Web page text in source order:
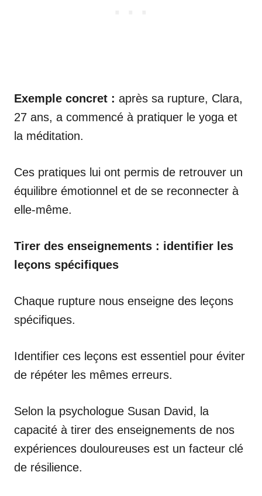
Exemple concret : après sa rupture, Clara,
27 ans, a commencé à pratiquer le yoga et
la méditation.
Ces pratiques lui ont permis de retrouver un
équilibre émotionnel et de se reconnecter à
elle-même.
Tirer des enseignements : identifier les
leçons spécifiques
Chaque rupture nous enseigne des leçons
spécifiques.
Identifier ces leçons est essentiel pour éviter
de répéter les mêmes erreurs.
Selon la psychologue Susan David, la
capacité à tirer des enseignements de nos
expériences douloureuses est un facteur clé
de résilience.